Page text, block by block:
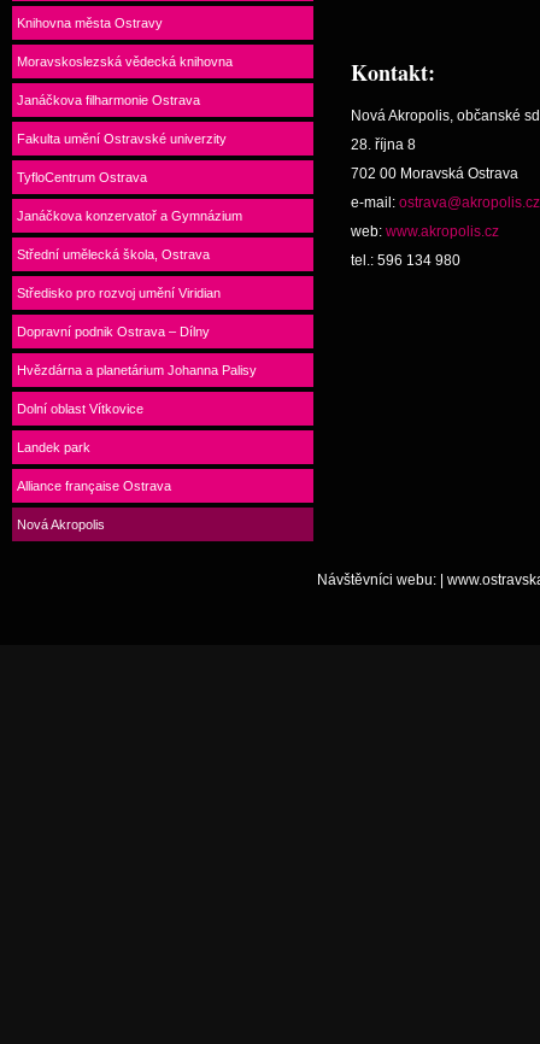
Knihovna města Ostravy
Moravskoslezská vědecká knihovna
Janáčkova filharmonie Ostrava
Fakulta umění Ostravské univerzity
TyfloCentrum Ostrava
Janáčkova konzervatoř a Gymnázium
Střední umělecká škola, Ostrava
Středisko pro rozvoj umění Viridian
Dopravní podnik Ostrava – Dílny
Hvězdárna a planetárium Johanna Palisy
Dolní oblast Vítkovice
Landek park
Alliance française Ostrava
Nová Akropolis
Kontakt:
Nová Akropolis, občanské
28. října 8
702 00 Moravská Ostrava
e-mail: ostrava@akropolis.cz
web: www.akropolis.cz
tel.: 596 134 980
Návštěvníci webu: |